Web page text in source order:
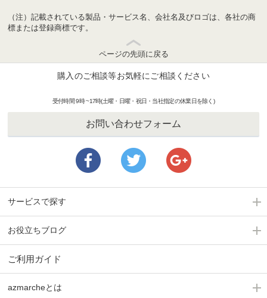
（注）記載されている製品・サービス名、会社名及びロゴは、各社の商
標または登録商標です。
ページの先頭に戻る
購入のご相談等お気軽にご相談ください
受付時間 9時 ~17時(土曜・日曜・祝日・当社指定の休業日を除く)
お問い合わせフォーム
サービスで探す
お役立ちブログ
ご利用ガイド
azmarcheとは